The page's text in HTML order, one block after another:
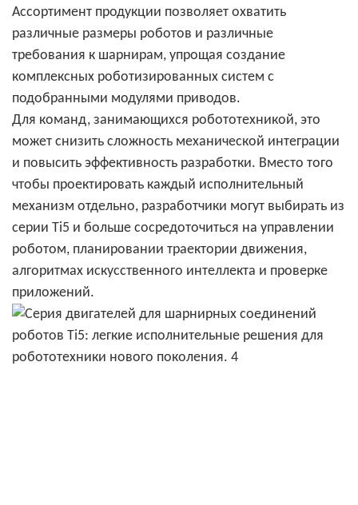
Ассортимент продукции позволяет охватить
различные размеры роботов и различные
требования к шарнирам, упрощая создание
комплексных роботизированных систем с
подобранными модулями приводов.
Для команд, занимающихся робототехникой, это
может снизить сложность механической интеграции
и повысить эффективность разработки. Вместо того
чтобы проектировать каждый исполнительный
механизм отдельно, разработчики могут выбирать из
серии Ti5 и больше сосредоточиться на управлении
роботом, планировании траектории движения,
алгоритмах искусственного интеллекта и проверке
приложений.